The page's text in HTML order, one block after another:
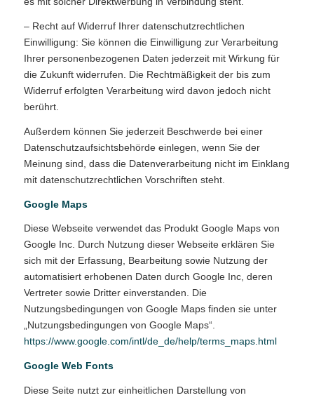
– Recht auf Widerruf Ihrer datenschutzrechtlichen
Einwilligung: Sie können die Einwilligung zur Verarbeitung
Ihrer personenbezogenen Daten jederzeit mit Wirkung für
die Zukunft widerrufen. Die Rechtmäßigkeit der bis zum
Widerruf erfolgten Verarbeitung wird davon jedoch nicht
berührt.
Außerdem können Sie jederzeit Beschwerde bei einer
Datenschutzaufsichtsbehörde einlegen, wenn Sie der
Meinung sind, dass die Datenverarbeitung nicht im Einklang
mit datenschutzrechtlichen Vorschriften steht.
Google Maps
Diese Webseite verwendet das Produkt Google Maps von
Google Inc. Durch Nutzung dieser Webseite erklären Sie
sich mit der Erfassung, Bearbeitung sowie Nutzung der
automatisiert erhobenen Daten durch Google Inc, deren
Vertreter sowie Dritter einverstanden. Die
Nutzungsbedingungen von Google Maps finden sie unter
„Nutzungsbedingungen von Google Maps“.
https://www.google.com/intl/de_de/help/terms_maps.html
Google Web Fonts
Diese Seite nutzt zur einheitlichen Darstellung von